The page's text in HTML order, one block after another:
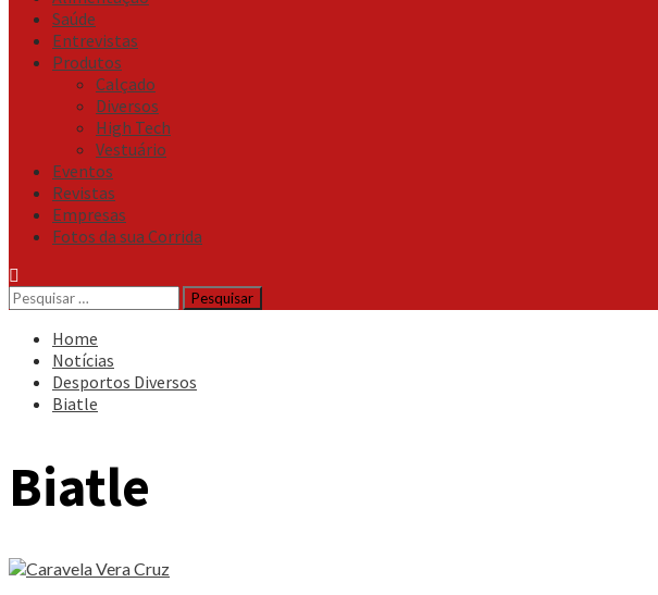
Saúde
Entrevistas
Produtos
Calçado
Diversos
High Tech
Vestuário
Eventos
Revistas
Empresas
Fotos da sua Corrida
Pesquisar
por:
Home
Notícias
Desportos Diversos
Biatle
Biatle